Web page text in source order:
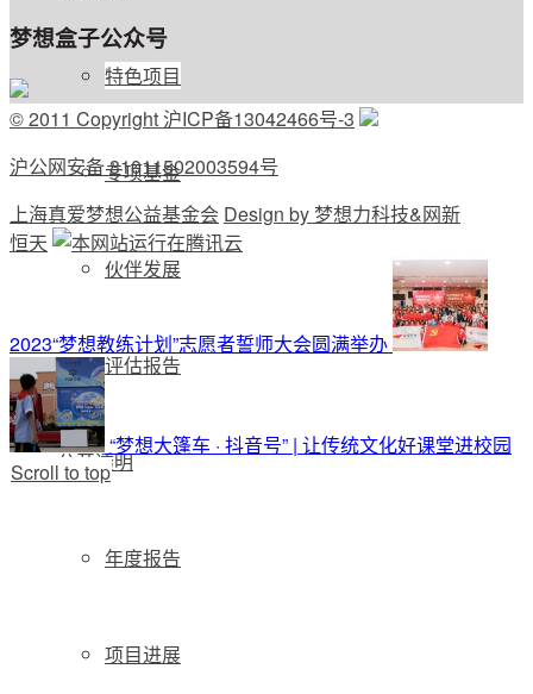
特色项目
专项基金
伙伴发展
评估报告
公开透明
年度报告
项目进展
梦想盒子公众号
© 2011 Copyright 沪ICP备13042466号-3
沪公网安备 31011502003594号
上海真爱梦想公益基金会 Design by 梦想力科技&网新
恒天
2023“梦想教练计划”志愿者誓师大会圆满举办
“梦想大篷车 · 抖音号” | 让传统文化好课堂进校园
Scroll to top